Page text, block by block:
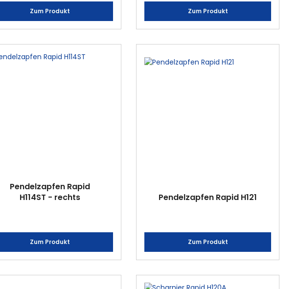
Zum Produkt Zum Produkt
Pendelzapfen Rapid
H114ST - rechts
Zum Produkt
Pendelzapfen Rapid H121
Zum Produkt